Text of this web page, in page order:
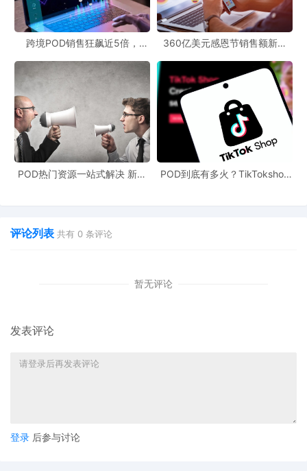
跨境POD销售狂飙近5倍，
360亿美元感恩节销售额新纪
新风潮！
POD热门资源一站式解决 新手
POD到底有多火？TikTokshop
评论列表 共有 0 条评论
暂无评论
发表评论
登录 后参与讨论